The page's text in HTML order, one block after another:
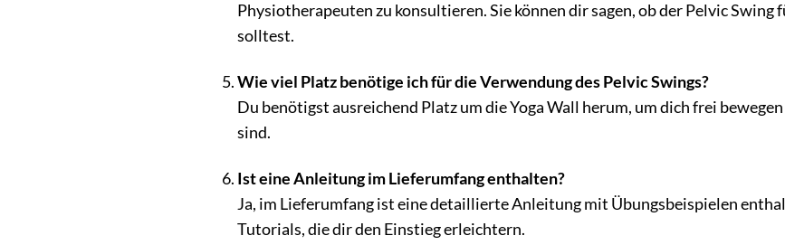
Physiotherapeuten zu konsultieren. Sie können dir sagen, ob der Pelvic
solltest.
Wie viel Platz benötige ich für die Verwendung des Pelvic Swings?
Du benötigst ausreichend Platz um die Yoga Wall herum, um dich frei
sind.
Ist eine Anleitung im Lieferumfang enthalten?
Ja, im Lieferumfang ist eine detaillierte Anleitung mit Übungsbeispielen
Tutorials, die dir den Einstieg erleichtern.